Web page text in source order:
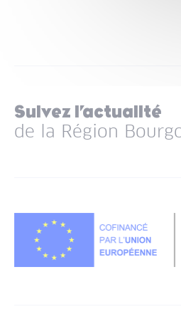
Suivez l’actualité
de la Région